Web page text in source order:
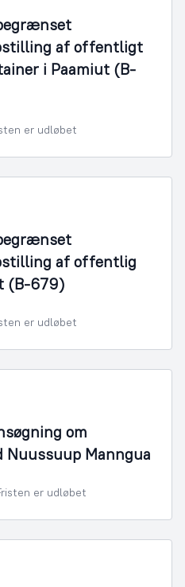
af offentligt
i Paamiut (B-
er udløbet
af offentlig
(B-679)
er udløbet
om
Manngua
er udløbet